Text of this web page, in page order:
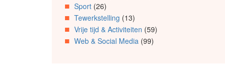
Sport(26)
Tewerkstelling (13)
Vrije tijd & Activiteiten (59)
Web & Social Media(99)